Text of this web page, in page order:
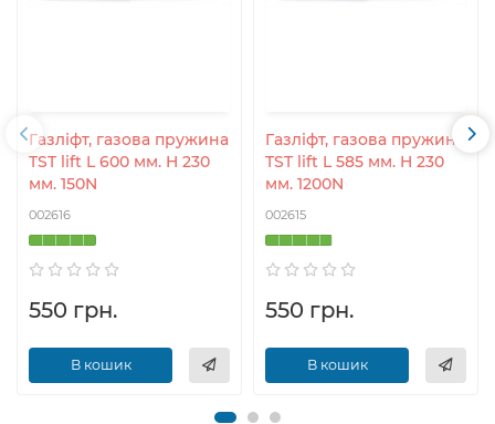
Газліфт, газова пружина
TST lift L 600 мм. H 230
мм. 150N
002616
550 грн.
В кошик
Газліфт, газова пружина
TST lift L 585 мм. H 230
мм. 1200N
002615
550 грн.
В кошик